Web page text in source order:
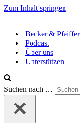
Zum Inhalt springen
Becker & Pfeiffer
Podcast
Über uns
Unterstützen
Suchen nach …